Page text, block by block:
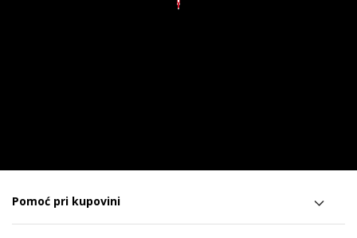
Pomoć pri kupovini